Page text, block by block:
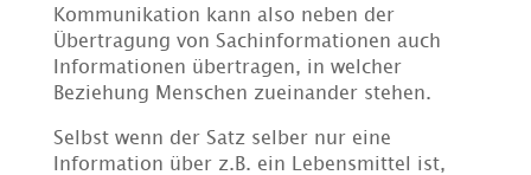
Kommunikation kann also neben der
Übertragung von Sachinformationen auch
Informationen übertragen, in welcher
Beziehung Menschen zueinander stehen.
Selbst wenn der Satz selber nur eine
Information über z.B. ein Lebensmittel ist,